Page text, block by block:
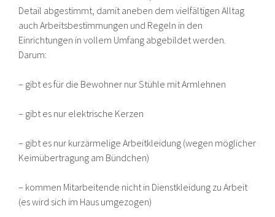
Detail abgestimmt, damit aneben dem vielfältigen Alltag
auch Arbeitsbestimmungen und Regeln in den
Einrichtungen in vollem Umfang abgebildet werden.
Darum:
– gibt es für die Bewohner nur Stühle mit Armlehnen
– gibt es nur elektrische Kerzen
– gibt es nur kurzärmelige Arbeitkleidung (wegen möglicher
Keimübertragung am Bündchen)
– kommen Mitarbeitende nicht in Dienstkleidung zu Arbeit
(es wird sich im Haus umgezogen)